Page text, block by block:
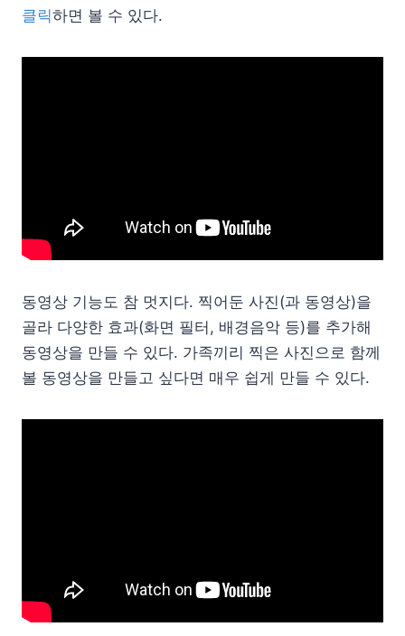
클릭하면 볼 수 있다.
동영상 기능도 참 멋지다. 찍어둔 사진(과 동영상)을
골라 다양한 효과(화면 필터, 배경음악 등)를 추가해
동영상을 만들 수 있다. 가족끼리 찍은 사진으로 함께
볼 동영상을 만들고 싶다면 매우 쉽게 만들 수 있다.